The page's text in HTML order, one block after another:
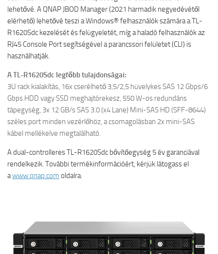
lehetővé. A QNAP JBOD Manager (2021 harmadik negyedévétől
elérhető) lehetővé teszi a Windows® felhasználók számára a TL-
R1620Sdc kezelését és felügyeletét, míg a haladó felhasználók az
RJ45 Console Port segítségével a parancssori felületet (CLI) is
használhatják.
A TL-R1620Sdc legfőbb tulajdonságai:
3U rack kialakítás, 16x cserélhető 3,5/2,5 hüvelykes SAS 12 Gbps/6
Gbps HDD vagy SSD meghajtórekesz, 550 W-os redundáns
tápegység, 3x 12 GB/s SAS 3.0 (x4 Lane) Mini-SAS HD (SFF-8644)
széles port minden vezérlőhöz, a csomagolásban 2x mini-SAS
kábel mellékelve megtalálható.
A dual-controlleres TL-R1620Sdc bővítőegység 5 év garanciával
rendelkezik. További termékinformációért, kérjük látogass el
awww.qnap.com oldalra.